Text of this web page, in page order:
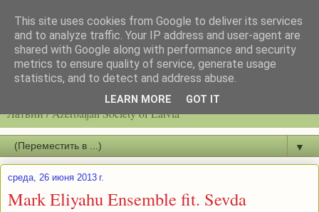
Latvijas azerbaidžāņu biedrību / Общество азербайджанцев
Латвии / Azerbaijan Society of Latvia
▼
среда, 26 июня 2013 г.
Mark Eliyahu Ensemble fit. Sevda
This site uses cookies from Google to deliver its services
and to analyze traffic. Your IP address and user-agent are
shared with Google along with performance and security
metrics to ensure quality of service, generate usage
statistics, and to detect and address abuse.
LEARN MORE GOT IT